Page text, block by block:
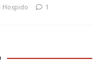
Hospido 1